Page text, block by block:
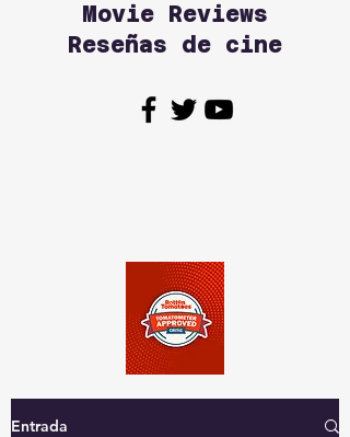
Movie Reviews
Reseñas de cine
Entrada